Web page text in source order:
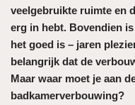
veelgebruikte ruimte en
erg in hebt. Bovendien
het goed is – jaren
belangrijk dat de
Maar waar moet je aan
badkamerverbouwing?